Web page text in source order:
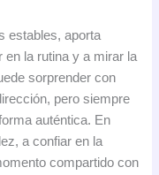
estables, aporta
en la rutina y a mirar la
sorprender con
pero siempre
auténtica. En
a confiar en la
compartido con